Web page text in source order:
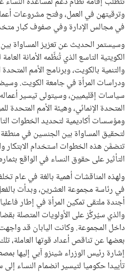
وترقيتهن في العمل، وفتح مشروعات
في مجالس الإدارة وفي صفوف كبار
وسيستمر الحديث عن تعزيز المساواة
الكويتية التاسع الذي تُنظِّمه الأمانة
والتنمية بالكويت، وبرنامج الأمم
ودراسات المرأة في جامعة الكويت.
سياسات إقليميين، وسيتولى تيسير
المتحدة الإنمائي، وهيئة الأمم المتحدة
ومؤسسات أكاديمية لتحديد الخطوات
لتحقيق المساواة بين الجنسين في
تتضمَّن هذه الخطوات استخدام الابتكار
التأثير على حقوق النساء في الواقع
ولهذه المناقشات أهمية بالغة في عام
في رئاسة مجموعة العشرين، وبدأت
أجندة ملتقى تمكين المرأة في إطار
والذي سيُركِّز على الأولويات المتصلة
داخل المجموعة. وكانت اليابان قد
بعضها عن تناقص أعداد قوتها العاملة،
إشارة رئيس الوزراء شينزو آبي إليها
تأييدا حكوميا لتيسير انضمام النساء